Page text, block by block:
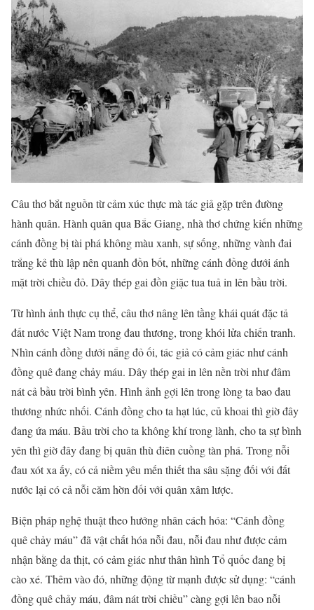
Câu thơ bắt nguồn từ cảm xúc thực mà tác giả gặp trên đường
hành quân. Hành quân qua Bắc Giang, nhà thơ chứng kiến những
cánh đồng bị tài phá không màu xanh, sự sống, những vành đai
trắng kẻ thù lập nên quanh đồn bốt, những cánh đồng dưới ánh
mặt trời chiều đỏ. Dây thép gai đồn giặc tua tuả in lên bầu trời.
Từ hình ảnh thực cụ thể, câu thơ nâng lên tầng khái quát đặc tả
đất nước Việt Nam trong đau thương, trong khói lửa chiến tranh.
Nhìn cánh đồng dưới nắng đỏ ối, tác giả có cảm giác như cánh
đồng quê đang chảy máu. Dây thép gai in lên nền trời như đâm
nát cả bầu trời bình yên. Hình ảnh gợi lên trong lòng ta bao đau
thương nhức nhối. Cánh đồng cho ta hạt lúc, củ khoai thì giờ đây
đang ứa máu. Bầu trời cho ta không khí trong lành, cho ta sự bình
yên thì giờ đây đang bị quân thù điên cuồng tàn phá. Trong nỗi
đau xót xa ấy, có cả niềm yêu mến thiết tha sâu sặng đối với đất
nước lại có cả nỗi căm hờn đối với quân xâm lược.
Biện pháp nghệ thuật theo hướng nhân cách hóa: “Cánh đồng
quê chảy máu” đã vật chất hóa nỗi đau, nỗi đau như được cảm
nhận bằng da thịt, có cảm giác như thân hình Tổ quốc đang bị
cào xé. Thêm vào đó, những động từ mạnh được sử dụng: “cánh
đồng quê chảy máu, đâm nát trời chiều” càng gợi lên bao nỗi